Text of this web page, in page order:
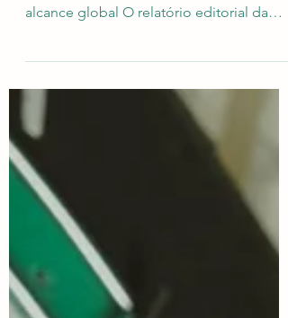
Revista RCMOS divulga relatório editorial
alcance global O relatório editorial da